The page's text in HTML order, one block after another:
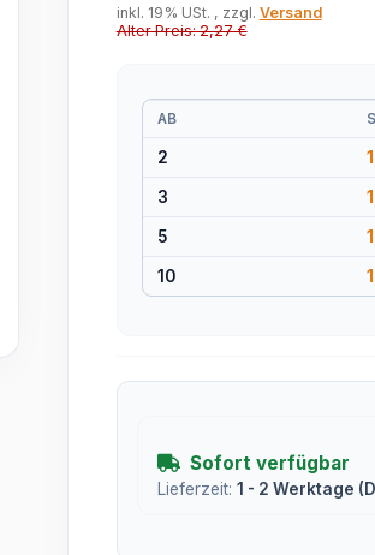
inkl. 19% USt. , zzgl. Versand
Alter Preis: 2,27 €
AB
2
3
5
10
Sofort verfügbar
Lieferzeit: 1 - 2 Werktage